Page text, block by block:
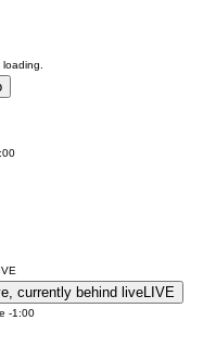
currently behind liveLIVE
-1:00